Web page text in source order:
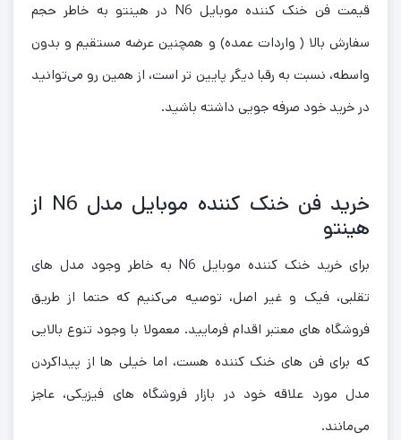
قیمت فن خنک کننده موبایل N6 در هینتو به خاطر حجم
سفارش بالا ( واردات عمده) و همچنین عرضه مستقیم و بدون
واسطه، نسبت به رقبا دیگر پایین تر است، از همین رو می‌توانید
در خرید خود صرفه جویی داشته باشید.
خرید فن خنک کننده موبایل مدل N6 از
هینتو
برای خرید خنک کننده موبایل N6 به خاطر وجود مدل های
تقلبی، فیک و غیر اصل، توصیه می‌کنیم که حتما از طریق
فروشگاه های معتبر اقدام فرمایید. معمولا با وجود تنوع بالایی
که برای فن های خنک کننده هست، اما خیلی ها از پیداکردن
مدل مورد علاقه خود در بازار فروشگاه های فیزیکی، عاجز
می‌مانند.